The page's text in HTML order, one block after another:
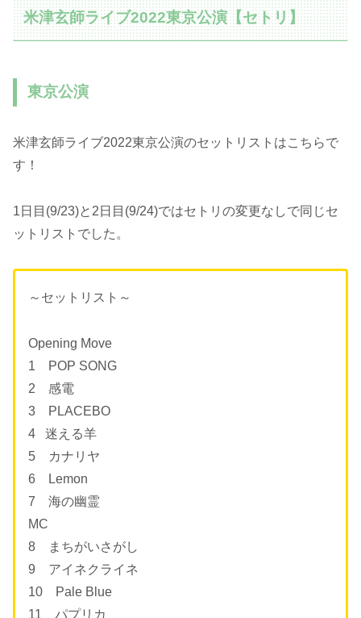
米津玄師ライブ2022東京公演【セトリ】
東京公演
米津玄師ライブ2022東京公演のセットリストはこちらで
す！
1日目(9/23)と2日目(9/24)ではセトリの変更なしで同じセ
ットリストでした。
～セットリスト～
Opening Move
1 POP SONG
2 感電
3 PLACEBO
4 迷える羊
5 カナリヤ
6 Lemon
7 海の幽霊
MC
8 まちがいさがし
9 アイネクライネ
10 Pale Blue
11 パプリカ